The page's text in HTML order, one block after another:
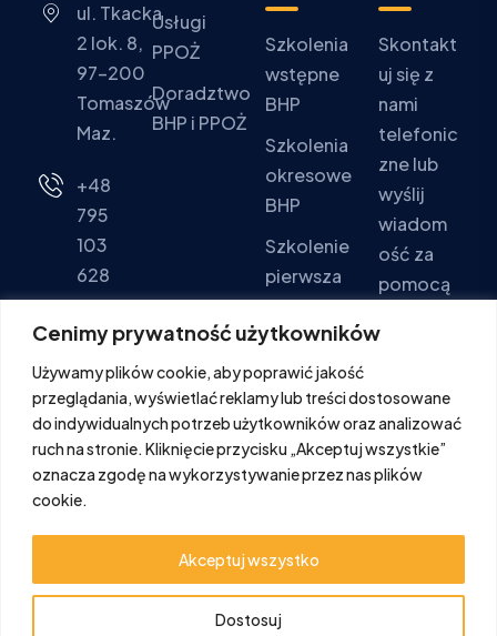
Cenimy prywatność użytkowników
Używamy plików cookie, aby poprawić jakość
przeglądania, wyświetlać reklamy lub treści dostosowane
do indywidualnych potrzeb użytkowników oraz analizować
ruch na stronie. Kliknięcie przycisku „Akceptuj wszystkie”
oznacza zgodę na wykorzystywanie przez nas plików
cookie.
Dostosuj
Akceptuj wszystko
ul. Tkacka
2 lok. 8,
97-200
Tomaszów
Maz.
+48
795
103
628
Pon - Pt:
16:00
Sob. -
Ndz.:
Zamknięte
Usługi
PPOŻ
Doradztwo
BHP i PPOŻ
Szkolenia
wstępne
BHP
Szkolenia
okresowe
BHP
Szkolenie
pierwsza
pomoc
Szkolenia
PPOŻ
Skontakt
uj się z
nami
telefonic
zne lub
wyślij
wiadom
ość za
pomocą
wego.